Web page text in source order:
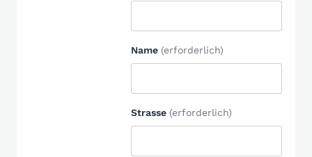
Name (erforderlich)
Strasse (erforderlich)